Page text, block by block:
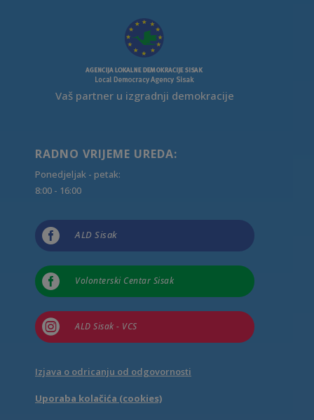
Vaš partner u izgradnji demokracije
RADNO VRIJEME UREDA:
Ponedjeljak - petak:
8:00 - 16:00
 ALD Sisak
 Volonterski Centar Sisak
 ALD Sisak - VCS
Izjava o odricanju od odgovornosti
Uporaba kolačića (cookies)